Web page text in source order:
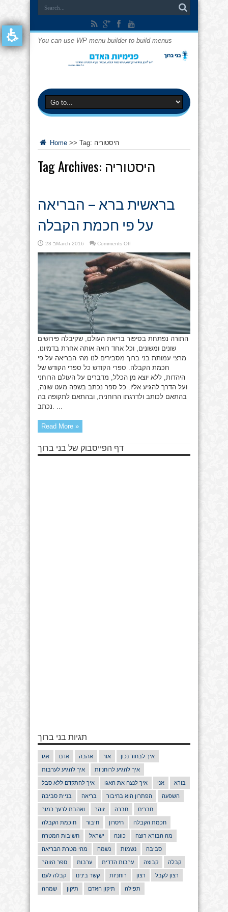
You can use WP menu builder to build menus
Home >> Tag: היסטוריה
Tag Archives: היסטוריה
בראשית ברא – הבריאה
על פי חכמת הקבלה
28 בMarch 2016 Comments Offon
ברא
–
הבריאה
על
חכמת
הקבלה
התורה נפתחת בסיפור בריאת העולם, שקיבלה פירושים
שונים ומשונים, וכל אחד רואה אותה אחרת בדמיונו.
מרצי עמותת בני ברוך מסבירים לנו מהי הבריאה על פי
חכמת הקבלה. ספרי הקודש כל ספרי הקודש של
היהדות, ללא יוצא מן הכלל, מדברים על העולם הרוחני
ועל הדרך להגיע אליו. כל ספר נכתב בשפה מעט שונה,
בהתאם לכותב ולדרגתו הרוחנית, ובהתאם לתקופה בה
נכתב. ...
Read More »
דף הפייסבוק של בני ברוך
תגיות בני ברוך
אגו אדם אהבה אור איך לבחור נכון
איך להגיע לערבות איך להגיע לרוחניות
איך להתקדם ללא סבל איך לנצח את האגו אני בורא
בניית סביבה בריאה הפתרון הוא בחיבור השפעה
ואהבת לרעך כמוך זוהר חברה חברים
חוכמת הקבלה חיבור חיסרון חכמת הקבלה
חשיבות המטרה ישראל כוונה מה הבורא רוצה
מהי מטרת הבריאה נשמה נשמות סביבה
ספר הזוהר ערבות ערבות הדדית קבוצה קבלה
קבלה לעם קשר בינינו רוחניות רצון רצון לקבל
שמחה תיקון תיקון האדם תפילה